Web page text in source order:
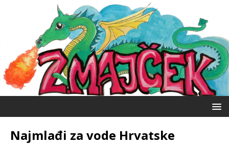
Najmlađi za vode Hrvatske